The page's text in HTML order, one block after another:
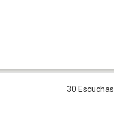
30 Escuchas